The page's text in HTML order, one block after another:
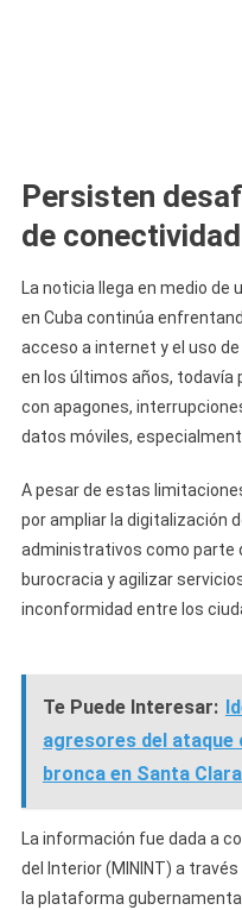
Persisten
de
La noticia llega en medio de
en Cuba continúa
acceso a internet y el uso
en los últimos años,
con apagones,
datos móviles,
A pesar de estas
por ampliar la digitalización
administrativos como parte
burocracia y agilizar
inconformidad entre los
Te Puede Interesar:
agresores del ataque
bronca en Santa Clara
La información fue dada a
del Interior (MININT) a
la plataforma